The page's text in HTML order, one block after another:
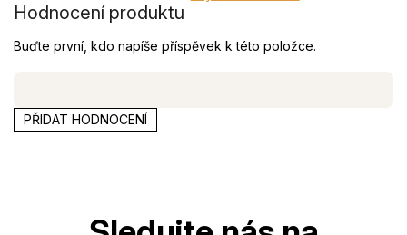
Hodnocení produktu
Buďte první, kdo napíše příspěvek k této položce.
PŘIDAT HODNOCENÍ